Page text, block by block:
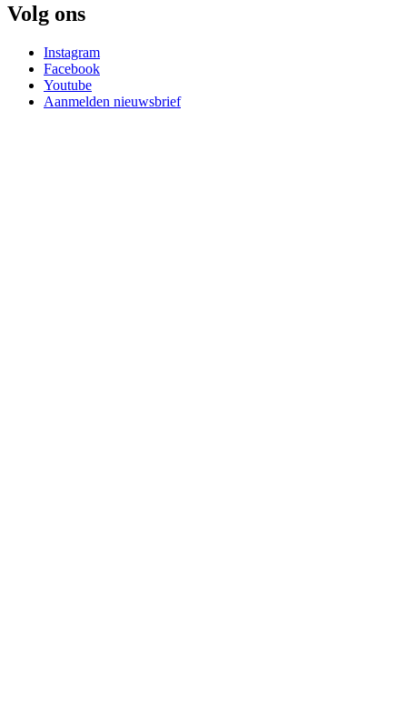
Volg ons
Instagram
Facebook
Youtube
Aanmelden nieuwsbrief